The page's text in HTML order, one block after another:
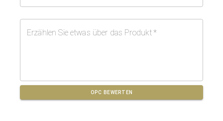
Erzählen Sie etwas über das Produkt*
OPC BEWERTEN